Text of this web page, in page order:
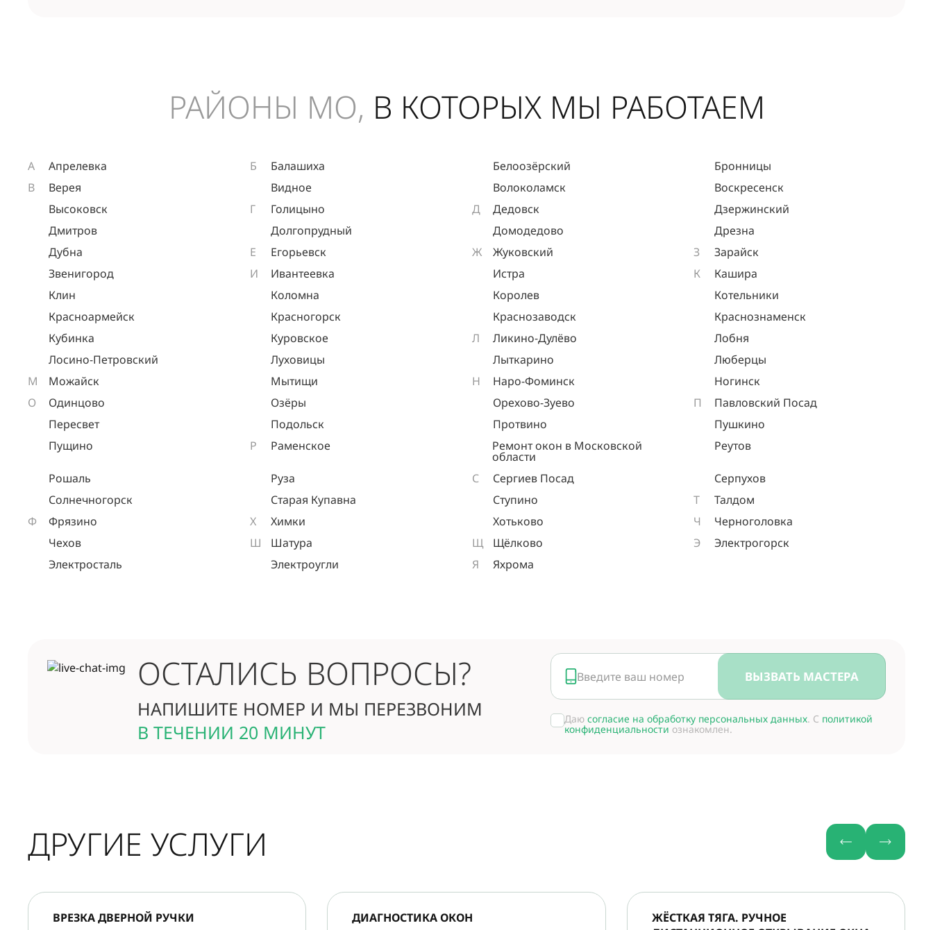
РАЙОНЫ МО, В КОТОРЫХ МЫ РАБОТАЕМ
А Апрелевка Б Балашиха Белоозёрский
Бронницы
В
Верея Видное Волоколамск
Воскресенск
Высоковск
Г Голицыно Д Дедовск
Дзержинский
Дмитров
Долгопрудный Домодедово
Дрезна
Дубна
Е Егорьевск Ж Жуковский З
Зарайск
Звенигород
И Ивантеевка Истра К
Кашира
Клин
Коломна Королев
Котельники
Красноармейск
Красногорск Краснозаводск
Краснознаменск
Кубинка
Куровское Л Ликино-Дулёво
Лобня
Лосино-Петровский
Луховицы Лыткарино
Люберцы
М
Можайск Мытищи Н Наро-Фоминск
Ногинск
О
Одинцово Озёры Орехово-Зуево П
Павловский Посад
Пересвет
Подольск Протвино
Пушкино
Пущино
Р Раменское Ремонт окон в Московской
области
Реутов
Рошаль Руза С Сергиев Посад
Серпухов
Солнечногорск
Старая Купавна Ступино Т
Талдом
Ф
Фрязино Х Химки Хотьково Ч
Черноголовка
Чехов
Ш Шатура Щ Щёлково Э
Электрогорск
Электросталь
Электроугли Я Яхрома
ОСТАЛИСЬ ВОПРОСЫ?
НАПИШИТЕ НОМЕР И МЫ ПЕРЕЗВОНИМ
В ТЕЧЕНИИ 20 МИНУТ
ВЫЗВАТЬ МАСТЕРА
Даю согласие на обработку персональных данных. С политикой
конфиденциальности ознакомлен.
ДРУГИЕ УСЛУГИ
ВРЕЗКА ДВЕРНОЙ РУЧКИ ДИАГНОСТИКА ОКОН
ЖЁСТКАЯ ТЯГА. РУЧНОЕ